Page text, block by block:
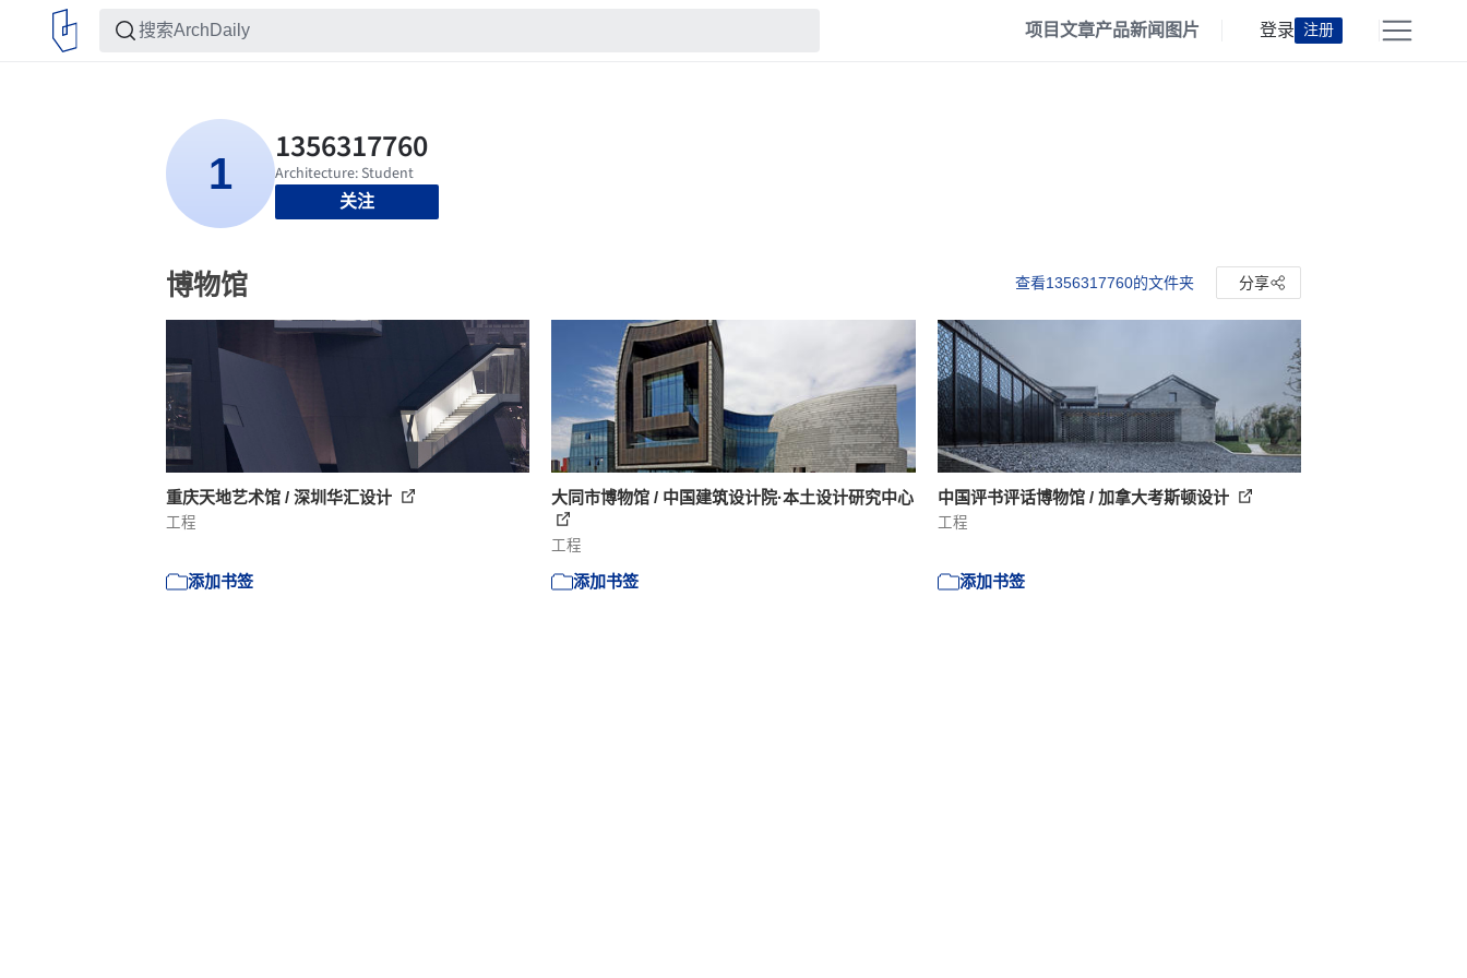
项目文章产品新闻 图片 登录 注册
关注
博物馆 查看1356317760的文件夹 分享
重庆天地艺术馆 / 深圳华汇设计
工程
添加书签
大同市博物馆 / 中国建筑设计院·本土设计研究中心
工程
添加书签
中国评书评话博物馆 / 加拿大考斯顿设计
工程
添加书签